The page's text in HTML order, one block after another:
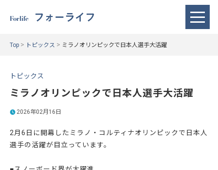
Forlife フォーライフ
Top > トピックス > ミラノオリンピックで日本人選手大活躍
トピックス
ミラノオリンピックで日本人選手大活躍
2026年02月16日
2月6日に開幕したミラノ・コルティナオリンピックで日本人
選手の活躍が目立っています。